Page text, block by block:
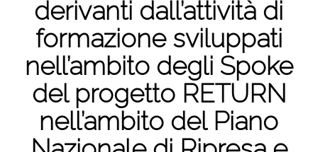
derivanti dall’attività di
formazione sviluppati
nell’ambito degli Spoke
del progetto RETURN
nell’ambito del Piano